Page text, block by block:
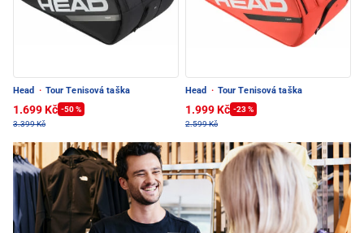
Head · Tour Tenisová taška
1.699 Kč -50 %
3.399 Kč
Head · Tour Tenisová taška
1.999 Kč -23 %
2.599 Kč